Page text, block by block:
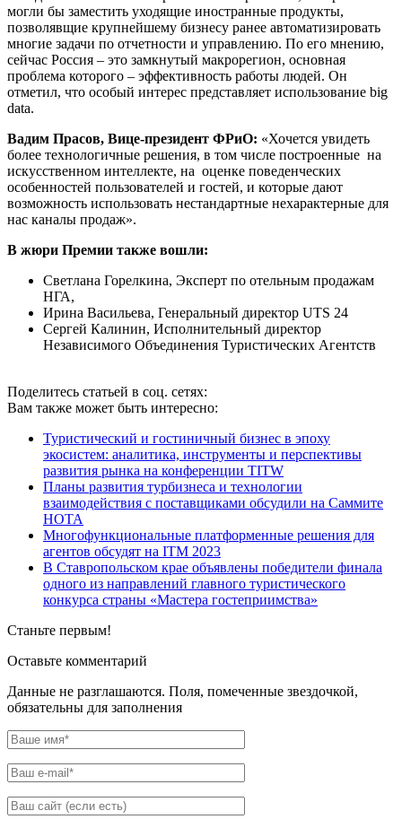
могли бы заместить уходящие иностранные продукты,
позволявщие крупнейшему бизнесу ранее автоматизировать
многие задачи по отчетности и управлению. По его мнению,
сейчас Россия – это замкнутый макрорегион, основная
проблема которого – эффективность работы людей. Он
отметил, что особый интерес представляет использование big
data.
Вадим Прасов, Вице-президент ФРиО: «Хочется увидеть
более технологичные решения, в том числе построенные на
искусственном интеллекте, на оценке поведенческих
особенностей пользователей и гостей, и которые дают
возможность использовать нестандартные нехарактерные для
нас каналы продаж».
В жюри Премии также вошли:
Светлана Горелкина, Эксперт по отельным продажам
НГА,
Ирина Васильева, Генеральный директор UTS 24
Сергей Калинин, Исполнительный директор
Независимого Объединения Туристических Агентств
Поделитесь статьей в соц. сетях:
Вам также может быть интересно:
Туристический и гостиничный бизнес в эпоху
экосистем: аналитика, инструменты и перспективы
развития рынка на конференции TITW
Планы развития турбизнеса и технологии
взаимодействия с поставщиками обсудили на Саммите
НОТА
Многофункциональные платформенные решения для
агентов обсудят на ITM 2023
В Ставропольском крае объявлены победители финала
одного из направлений главного туристического
конкурса страны «Мастера гостеприимства»
Станьте первым!
Оставьте комментарий
Данные не разглашаются. Поля, помеченные звездочкой,
обязательны для заполнения